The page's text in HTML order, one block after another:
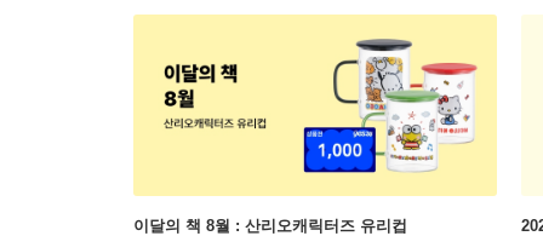
이달의 책 8월 : 산리오캐릭터즈 유리컵